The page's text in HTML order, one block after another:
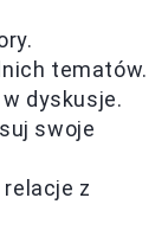
tematów.
dyskusje.
swoje
z